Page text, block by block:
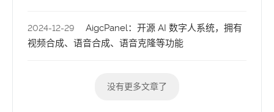
2024-12-29
AigcPanel：开源 AI 数字人系统，拥有
视频合成、语音合成、语音克隆等功能
没有更多文章了